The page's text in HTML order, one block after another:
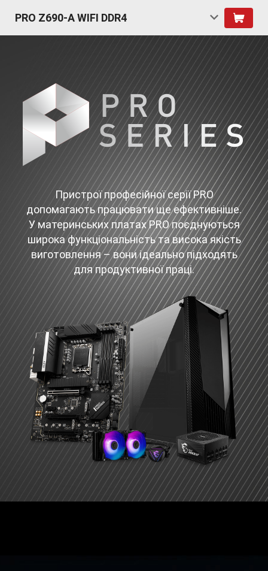
PRO Z690-A WIFI DDR4
Пристрої професійної серії PRO
допомагають працювати ще ефективніше.
У материнських платах PRO поєднуються
широка функціональність та висока якість
виготовлення – вони ідеально підходять
для продуктивної праці.